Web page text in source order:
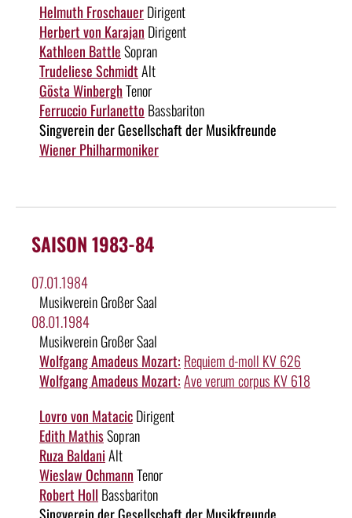
Helmuth FroschauerDirigent
Herbert von Karajan Dirigent
Kathleen BattleSopran
Trudeliese SchmidtAlt
Gösta WinberghTenor
Ferruccio Furlanetto Bassbariton
Singverein der Gesellschaft der Musikfreunde
Wiener Philharmoniker
SAISON 1983-84
07.01.1984
Musikverein Großer Saal
08.01.1984
Musikverein Großer Saal
Wolfgang Amadeus Mozart: Requiem d-moll KV 626
Wolfgang Amadeus Mozart:Ave verum corpus KV 618
Lovro von MatacicDirigent
Edith MathisSopran
Ruza BaldaniAlt
Wieslaw OchmannTenor
Robert Holl Bassbariton
Singverein der Gesellschaft der Musikfreunde